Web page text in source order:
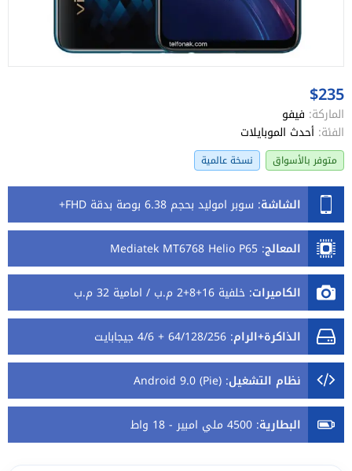
$235
الماركة: فيفو
الفئة: أحدث الموبايلات
متوفر بالأسواق نسخة عالمية
الشاشة: سوبر اموليد بحجم 6.38 بوصة بدقة FHD+
المعالج:
Mediatek MT6768 Helio P65
الكاميرات: خلفية 16+8+2 م.ب / امامية 32 م.ب
الذاكرة+الرام: 64/128/256 + 4/6 جيجابايت
نظام التشغيل:
Android 9.0 (Pie)
البطارية: 4500 ملي امبير - 18 واط